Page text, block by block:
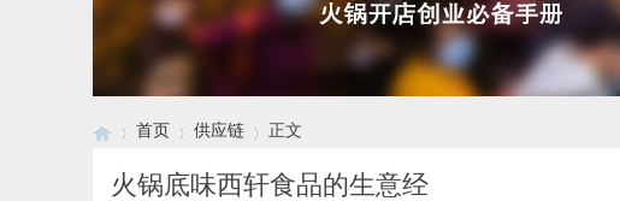
首页 供应链 正文
火锅底味西轩食品的生意经